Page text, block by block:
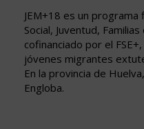
JEM+18 es un
Social, Juventud,
cofinanciado por el
jóvenes migrantes
En la provincia de
Engloba.